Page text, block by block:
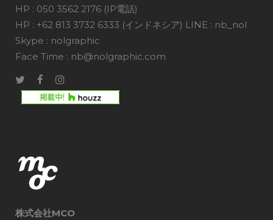
HP : 050 3562 2176 (IP電話)
HP : +62 813 3732 6333 (インドネシア) LINE : nb_nol
Skype : nolgraphic
Face Time : nb@nolgraphic.com
株式会社MCO